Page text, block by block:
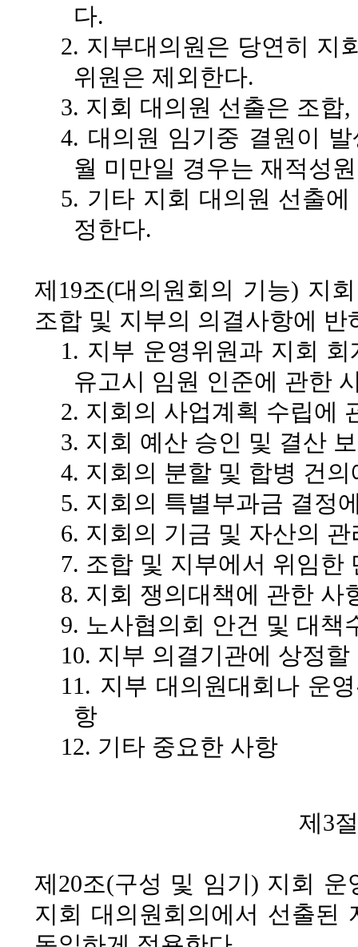
다.
2. 지부대의원은 당연히 지
위원은 제외한다.
3. 지회 대의원 선출은 조합
4. 대의원 임기중 결원이
월 미만일 경우는 재적성
5. 기타 지회 대의원 선출
정한다.
제19조(대의원회의 기능) 지
조합 및 지부의 의결사항에
1. 지부 운영위원과 지회
유고시 임원 인준에 관한
2. 지회의 사업계획 수립에
3. 지회 예산 승인 및 결산
4. 지회의 분할 및 합병 건
5. 지회의 특별부과금 결정
6. 지회의 기금 및 자산의
7. 조합 및 지부에서 위임한
8. 지회 쟁의대책에 관한 사
9. 노사협의회 안건 및 대책
10. 지부 의결기관에 상정
11. 지부 대의원대회나 운
항
12. 기타 중요한 사항
제3
제20조(구성 및 임기) 지회 운
지회 대의원회의에서 선출된